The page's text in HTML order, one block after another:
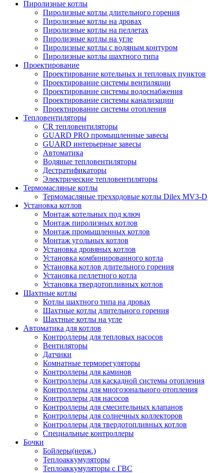
Пиролизные котлы
Пиролизные котлы длительного горения
Пиролизные котлы на дровах
Пиролизные котлы на пеллетах
Пиролизные котлы на угле
Пиролизные котлы с водяным контуром
Пиролизные котлы шахтного типа
Проектирование
Проектирование котельных и тепловых пунктов
Проектирование системы вентиляции
Проектирование системы водоснабжения
Проектирование системы канализации
Проектирование системы отопления
Тепловентиляторы
CR тепловентиляторы
GUARD PRO промышленные завесы
GUARD интерьерные завесы
Автоматика
Водяные тепловентиляторы
Дестратификаторы
Электрические тепловентиляторы
Термомасляные котлы
Термомасляные трехходовые котлы Dilex MV3-D
Установка котлов
Монтаж котельных под ключ
Монтаж пиролизных котлов
Монтаж промышленных котлов
Монтаж угольных котлов
Установка дровяных котлов
Установка комбинированного котла
Установка котлов длительного горения
Установка пеллетного котла
Установка твердотопливных котлов
Шахтные котлы
Котлы шахтного типа на дровах
Шахтные котлы длительного горения
Шахтные котлы на угле
Автоматика для котлов
Контроллеры для тепловых насосов
Вентиляторы
Датчики
Комнатные терморегуляторы
Контроллеры для каминов
Контроллеры для каскадной системы отопления
Контроллеры для многозонального отопления
Контроллеры для насосов
Контроллеры для смесительных клапанов
Контроллеры для солнечных коллекторов
Контроллеры для твердотопливных котлов
Специальные контроллеры
Бочки
Бойлеры(нерж.)
Теплоаккумуляторы
Теплоаккумуляторы с ГВС